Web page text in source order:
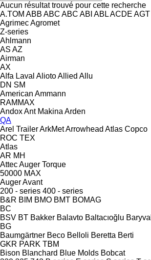
Aucun résultat trouvé pour cette recherche
A.TOM ABB ABC ABC ABI ABLACDE AGT
AgrimecAgromet
Z-series
Ahlmann
AS AZ
Airman
AX
Alfa Laval AliotoAllied Allu
DN SM
American Ammann
RAMMAX
AndoxAnt Makina Arden
QA
Arel TrailerArkMetArrowhead Atlas Copco
ROC TEX
Atlas
AR MH
AttecAuger Torque
50000 MAX
AugerAvant
200 - series 400 - series
B&R BIM BMO BMT BOMAG
BC
BSV BT Bakker Balavto Baltacıoğlu Baryval
BG
Baumgärtner Beco Belloli Beretta Berti
GKR PARK TBM
Bison Blanchard Blue Molds Bobcat